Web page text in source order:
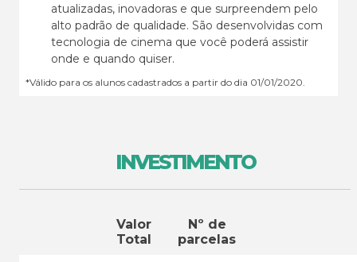
atualizadas, inovadoras e que surpreendem pelo
alto padrão de qualidade. São desenvolvidas com
tecnologia de cinema que você poderá assistir
onde e quando quiser.
*Válido para os alunos cadastrados a partir do dia 01/01/2020.
INVESTIMENTO
Valor
Total
Nº de
parcelas